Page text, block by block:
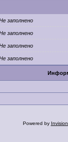
заполнено
заполнено
заполнено
заполнено
Powered by